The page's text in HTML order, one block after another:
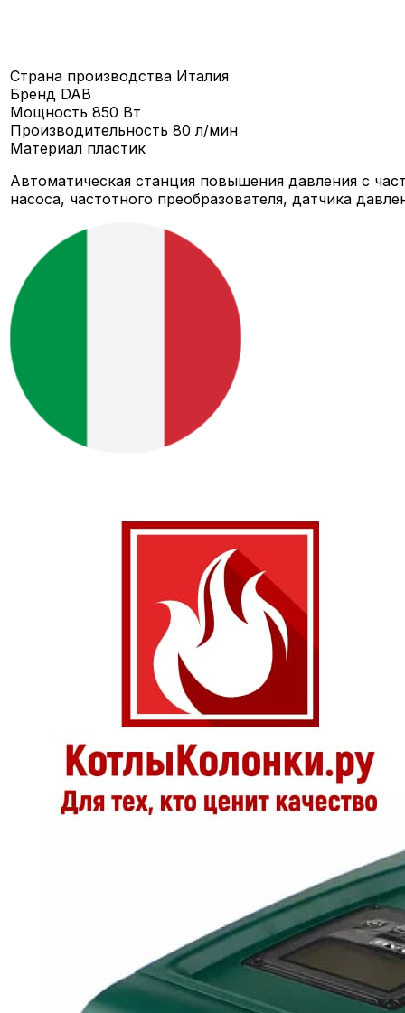
Страна производства Италия
Бренд DAB
Мощность850 Вт
Производительность80 л/мин
Материал пластик
Автоматическая станция повышения давления с
насоса, частотного преобразователя, датчика